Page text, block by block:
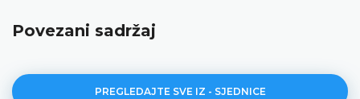
Povezani sadržaj
PREGLEDAJTE SVE IZ - SJEDNICE